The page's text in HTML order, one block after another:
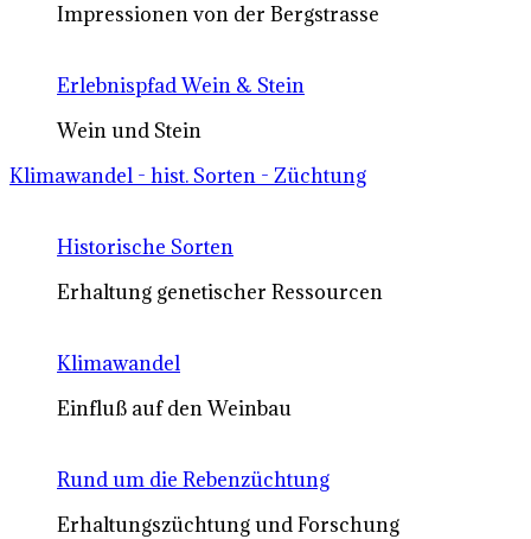
Impressionen von der Bergstrasse
Erlebnispfad Wein & Stein
Wein und Stein
Klimawandel - hist. Sorten - Züchtung
Historische Sorten
Erhaltung genetischer Ressourcen
Klimawandel
Einfluß auf den Weinbau
Rund um die Rebenzüchtung
Erhaltungszüchtung und Forschung